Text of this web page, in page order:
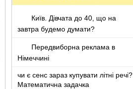
Київ. Дівчата до 40, що на
завтра будемо думати?
Передвиборна реклама в
Німеччині
чи є сенс зараз купувати літні речі?
Математична задачка